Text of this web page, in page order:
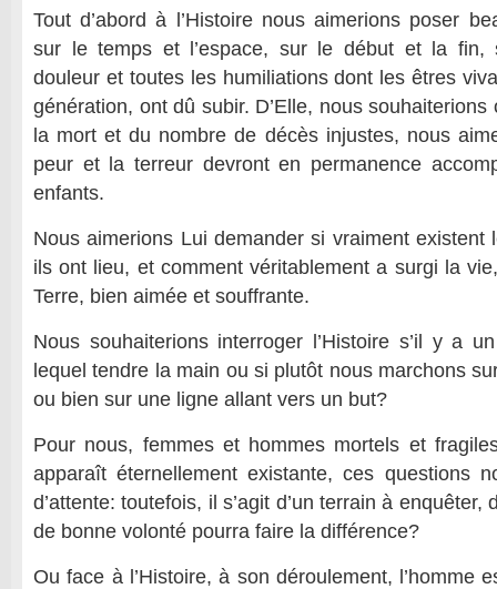
Tout d’abord à l’Histoire nous aimerions poser
sur le temps et l’espace, sur le début et la fin,
douleur et toutes les humiliations dont les êtres
génération, ont dû subir. D’Elle, nous
la mort et du nombre de décès injustes, nous
peur et la terreur devront en permanence
enfants.
Nous aimerions Lui demander si vraiment existent
ils ont lieu, et comment véritablement a surgi la
Terre, bien aimée et souffrante.
Nous souhaiterions interroger l’Histoire s’il y a
lequel tendre la main ou si plutôt nous marchons
ou bien sur une ligne allant vers un but?
Pour nous, femmes et hommes mortels et
apparaît éternellement existante, ces questions
d’attente: toutefois, il s’agit d’un terrain à enquêter,
de bonne volonté pourra faire la différence?
Ou face à l’Histoire, à son déroulement, l’homme